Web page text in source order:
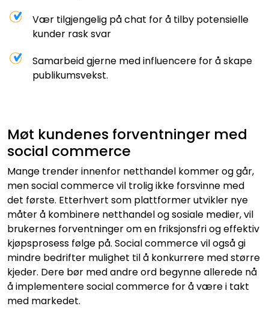
Vær tilgjengelig på chat for å tilby potensielle
kunder rask svar
Samarbeid gjerne med influencere for å skape
publikumsvekst.
Møt kundenes forventninger med
social commerce
Mange trender innenfor netthandel kommer og går,
men social commerce vil trolig ikke forsvinne med
det første. Etterhvert som plattformer utvikler nye
måter å kombinere netthandel og sosiale medier, vil
brukernes forventninger om en friksjonsfri og effektiv
kjøpsprosess følge på. Social commerce vil også gi
mindre bedrifter mulighet til å konkurrere med større
kjeder. Dere bør med andre ord begynne allerede nå
å implementere social commerce for å være i takt
med markedet.